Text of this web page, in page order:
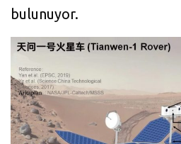
bulunuyor.